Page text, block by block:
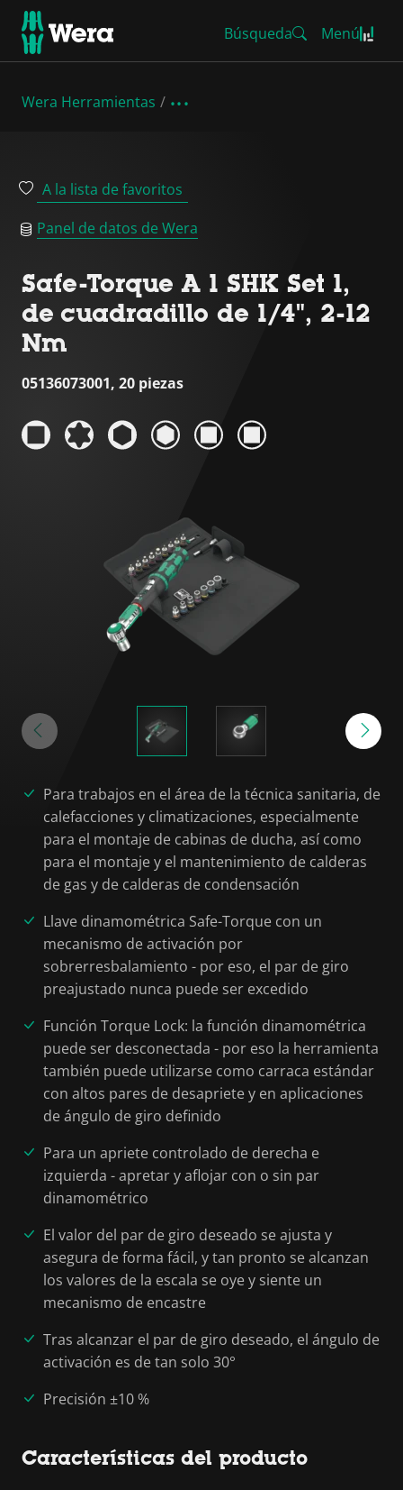
Búsqueda Menú
Wera Herramientas
A la lista de favoritos
Panel de datos de Wera
Safe-Torque A 1 SHK Set 1,
de cuadradillo de 1/4", 2-12
Nm
05136073001, 20 piezas
Para trabajos en el área de la técnica sanitaria, de
calefacciones y climatizaciones, especialmente
para el montaje de cabinas de ducha, así como
para el montaje y el mantenimiento de calderas
de gas y de calderas de condensación
Llave dinamométrica Safe-Torque con un
mecanismo de activación por
sobrerresbalamiento - por eso, el par de giro
preajustado nunca puede ser excedido
Función Torque Lock: la función dinamométrica
puede ser desconectada - por eso la herramienta
también puede utilizarse como carraca estándar
con altos pares de desapriete y en aplicaciones
de ángulo de giro definido
Para un apriete controlado de derecha e
izquierda - apretar y aflojar con o sin par
dinamométrico
El valor del par de giro deseado se ajusta y
asegura de forma fácil, y tan pronto se alcanzan
los valores de la escala se oye y siente un
mecanismo de encastre
Tras alcanzar el par de giro deseado, el ángulo de
activación es de tan solo 30°
Precisión ±10 %
Características del producto